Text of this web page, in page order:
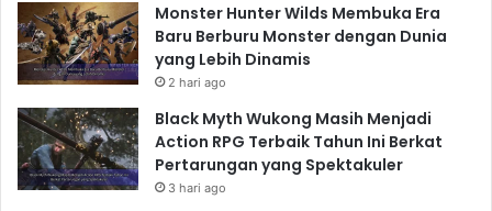
bukanlah pilihan yang bijaksana. Ia harus menemukan
cara untuk membantu Sekutu tanpa mengorbankan
keselamatan negaranya.
Kolaborasi Epik: Captain
America dan Black Panther
Bersatu
Monster Hunter Wilds Membuka Era
Baru Berburu Monster dengan Dunia
yang Lebih Dinamis
2 hari ago
Black Myth Wukong Masih Menjadi
Action RPG Terbaik Tahun Ini Berkat
Pertarungan yang Spektakuler
3 hari ago